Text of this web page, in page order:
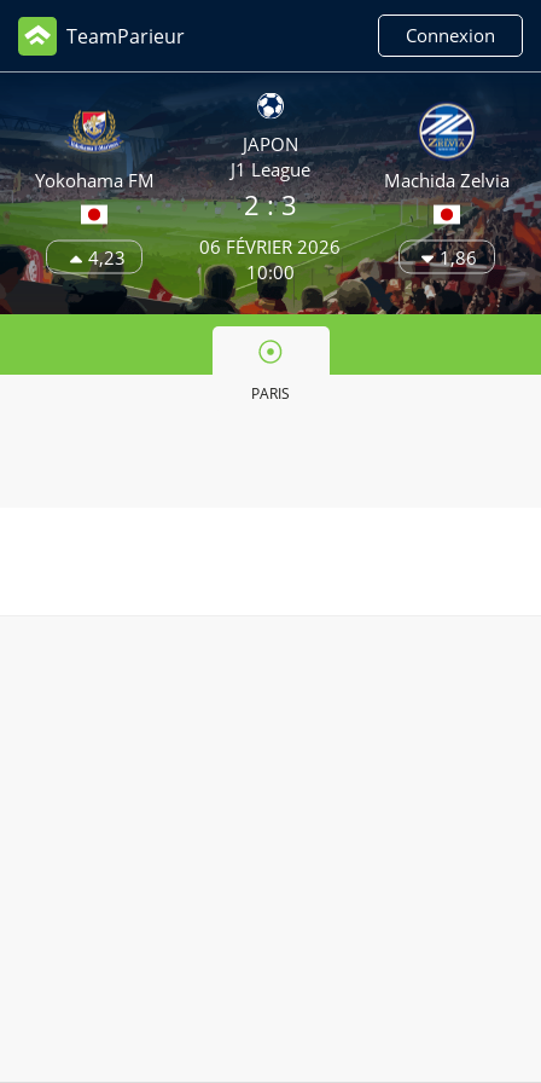
TeamParieur Connexion
Yokohama FM
4,23
JAPON
J1 League
2 :3
06 FÉVRIER 2026
10:00
Machida Zelvia
1,86
PARIS